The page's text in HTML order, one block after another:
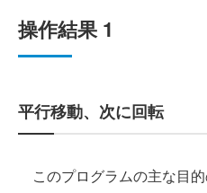
操作結果 1
平行移動、次に回転
このプログラムの主な目